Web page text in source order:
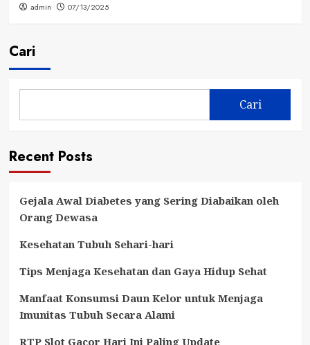
admin 07/13/2025
Cari
Cari
Recent Posts
Gejala Awal Diabetes yang Sering Diabaikan oleh
Orang Dewasa
Kesehatan Tubuh Sehari-hari
Tips Menjaga Kesehatan dan Gaya Hidup Sehat
Manfaat Konsumsi Daun Kelor untuk Menjaga
Imunitas Tubuh Secara Alami
RTP Slot Gacor Hari Ini Paling Update